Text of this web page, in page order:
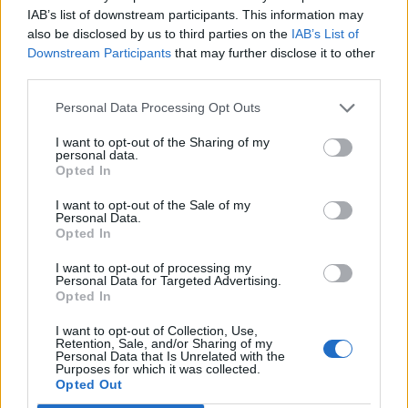
IAB’s list of downstream participants. This information may
also be disclosed by us to third parties on the IAB’s List of
Downstream Participants that may further disclose it to other
Personal Data Processing Opt Outs
I want to opt-out of the Sharing of my
personal data.
Opted In
I want to opt-out of the Sale of my
Personal Data.
Opted In
I want to opt-out of processing my
Personal Data for Targeted Advertising.
Opted In
I want to opt-out of Collection, Use,
Retention, Sale, and/or Sharing of my
Personal Data that Is Unrelated with the
Purposes for which it was collected.
Opted Out
2022-12-09
Fondo di garanzia per le piccole e medie imprese
Banca del Mezzogiorno MedioCredito Centrale S.p.A.
2022-01-31
COVID-19: Fondo di garanzia PMI - Modifica
SA.56966, SA.57625, SA.59655
501.198 euro
esenzioni fiscali e crediti d'imposta adottati a
seguito della crisi economica causata dall'epidemia di
agenzia delle entrate
2.030 euro
2021-10-28